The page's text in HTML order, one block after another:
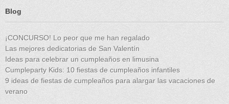
Blog
¡CONCURSO! Lo peor que me han regalado
Las mejores dedicatorias de San Valentín
Ideas para celebrar un cumpleaños en limusina
Cumpleparty Kids: 10 fiestas de cumpleaños infantiles
9 ideas de fiestas de cumpleaños para alargar las vacaciones de
verano